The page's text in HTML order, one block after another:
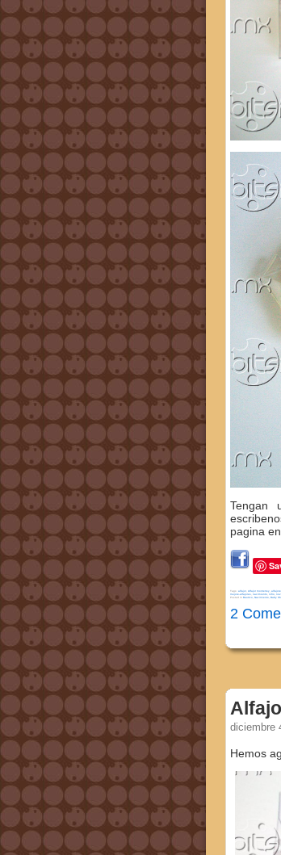
Tengan
pagina
Tags: alfajor, Alfajor monterrey,
mejore-alfajores, nacimiento, niño,
Posted in Bautizo, Nacimiento, Baby
2
diciembre
Hemos